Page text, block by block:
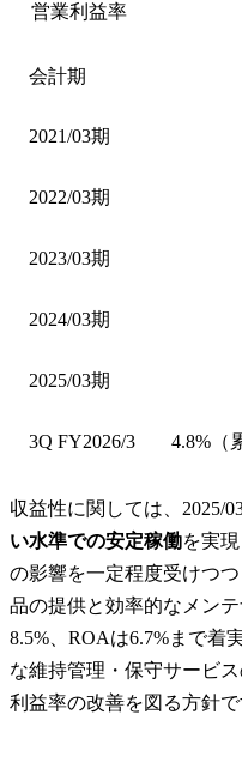
営業利益率
会計期
2021/03期
2022/03期
2023/03期
2024/03期
2025/03期
3Q FY2026/3 4.8%（
収益性に関しては、2025/
い水準での安定稼働を実
の影響を一定程度受けつ
品の提供と効率的なメン
8.5%、ROAは6.7%まで着
な維持管理・保守サービ
利益率の改善を図る方針で